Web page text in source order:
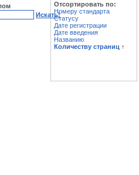
Искать!
Отсортировать по:
Номеру стандарта
Статусу
Дате регистрации
Дате введения
Названию
Количеству страниц ↑